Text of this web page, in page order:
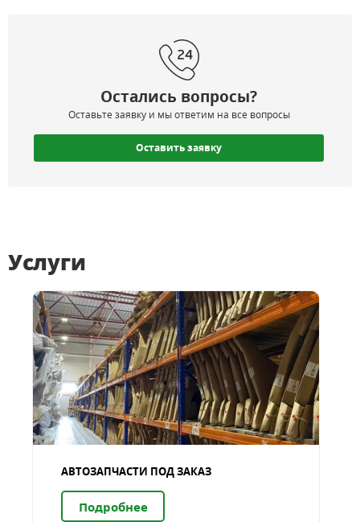
Остались вопросы?
Оставьте заявку и мы ответим на все вопросы
Оставить заявку
Услуги
АВТОЗАПЧАСТИ ПОД ЗАКАЗ
Подробнее